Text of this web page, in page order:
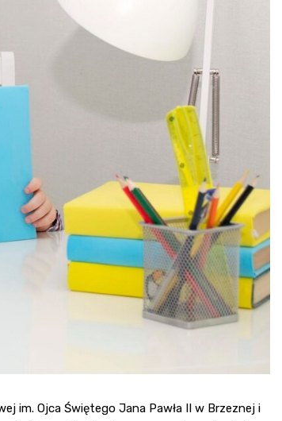
Park Strzelecki
Enklawa przyrodnicza
„Bobrowisko”
Synagoga i cmentarz
żydowski
Dworzec kolejowy
Kościół pw. Matki Bożej
Niepokalanej
im. Ojca Świętego Jana Pawła II w Brzeznej i